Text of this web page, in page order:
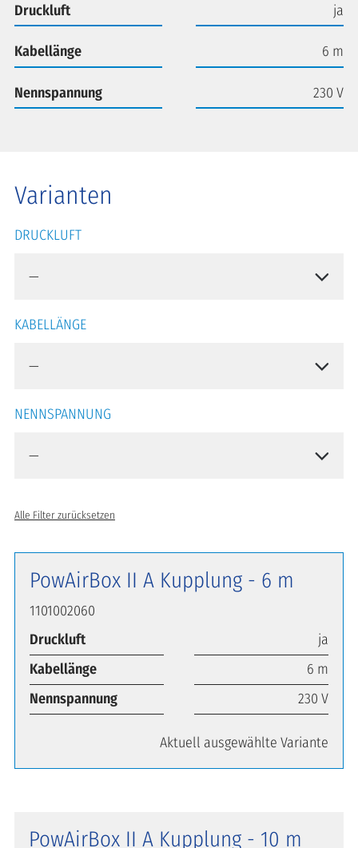
Druckluft ja
Kabellänge 6 m
Nennspannung 230 V
Varianten
DRUCKLUFT
KABELLÄNGE
NENNSPANNUNG
Alle Filter zurücksetzen
PowAirBox II A Kupplung - 6 m
1101002060
Druckluft
ja
Kabellänge
6 m
Nennspannung
230 V
Aktuell ausgewählte Variante
PowAirBox II A Kupplung - 10 m